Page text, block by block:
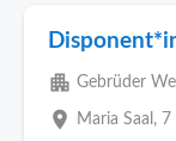
apartment Gebrüder
place Maria Saal , 7